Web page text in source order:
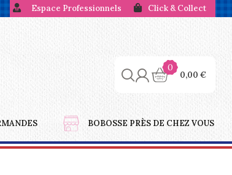
Espace Professionnels Click & Collect
0
0,00 €
BOBOSSE PRÈS DE CHEZ VOUS